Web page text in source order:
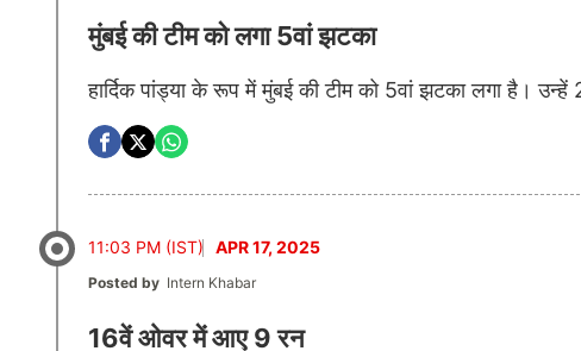
मुंबई की टीम को लगा 5वां झटका
हार्दिक पांड्या के रूप में मुंबई की टीम को 5वां झटका लगा है।
11:03 PM (IST) APR 17, 2025
Posted by Intern Khabar
16वें ओवर में आए 9 रन